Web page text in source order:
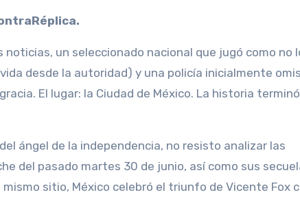
un seleccionado nacional que jugó como no
desde la autoridad) y una policía inicialmente
El lugar: la Ciudad de México. La historia terminó
ángel de la independencia, no resisto analizar las
del pasado martes 30 de junio, así como sus
sitio, México celebró el triunfo de Vicente Fox